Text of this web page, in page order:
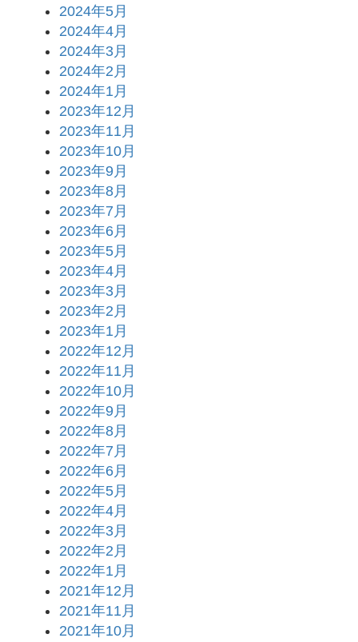
2024年5月
2024年4月
2024年3月
2024年2月
2024年1月
2023年12月
2023年11月
2023年10月
2023年9月
2023年8月
2023年7月
2023年6月
2023年5月
2023年4月
2023年3月
2023年2月
2023年1月
2022年12月
2022年11月
2022年10月
2022年9月
2022年8月
2022年7月
2022年6月
2022年5月
2022年4月
2022年3月
2022年2月
2022年1月
2021年12月
2021年11月
2021年10月